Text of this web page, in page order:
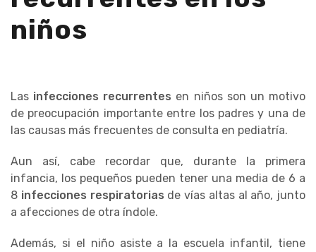
niños
Las infecciones recurrentes en niños son un motivo
de preocupación importante entre los padres y una de
las causas más frecuentes de consulta en pediatría.
Aun así, cabe recordar que, durante la primera
infancia, los pequeños pueden tener una media de 6 a
8 infecciones respiratorias de vías altas al año, junto
a afecciones de otra índole.
Además, si el niño asiste a la escuela infantil, tiene